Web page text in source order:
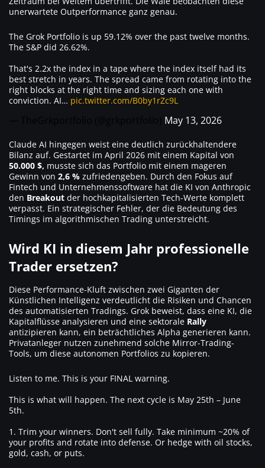
unerwartete Outperformance ganz genau.
The Grok Portfolio is up 59.12% over the past twelve months.
The S&P did 26.62%.
That's 2.2x the index in a tape where the index itself had its
best stretch in years. The spread came from rotating into the
right blocks at the right time and sizing each one with
conviction. AI… pic.twitter.com/B0by1rZc9L
May 13, 2026
Claude AI hingegen weist eine deutlich zurückhaltendere
Bilanz auf. Gestartet im April 2026 mit einem Kapital von
50.000 $, musste sich das Portfolio mit einem mageren
Gewinn von 2,6 % zufriedengeben. Durch den Fokus auf
Fintech und Unternehmenssoftware hat die KI von Anthropic
den Breakout der hochkapitalisierten Tech-Werte komplett
verpasst. Ein strategischer Fehler, der die Bedeutung des
Timings im algorithmischen Trading unterstreicht.
Wird KI in diesem Jahr professionelle
Trader ersetzen?
Diese Performance-Kluft zwischen zwei Giganten der
Künstlichen Intelligenz verdeutlicht die Risiken und Chancen
des automatisierten Tradings. Grok beweist, dass eine KI, die
Kapitalflüsse analysieren und eine sektorale Rally
antizipieren kann, ein beträchtliches Alpha generieren kann.
Privatanleger nutzen zunehmend solche Mirror-Trading-
Tools, um diese autonomen Portfolios zu kopieren.
Listen to me. This is your FINAL warning.
This is what will happen. The next cycle is May 25th – June
5th.
1. Trim your winners. Don't sell fully. Take minimum ~20% of
your profits and rotate into defense. Or hedge with oil stocks,
gold, cash, or puts.